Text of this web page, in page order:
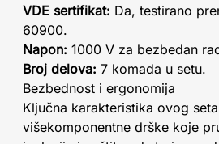
VDE sertifikat: Da, testirano
60900.
Napon: 1000 V za bezbedan
Broj delova: 7 komada u setu.
Bezbednost i ergonomija
Ključna karakteristika ovog
višekomponentne drške koje